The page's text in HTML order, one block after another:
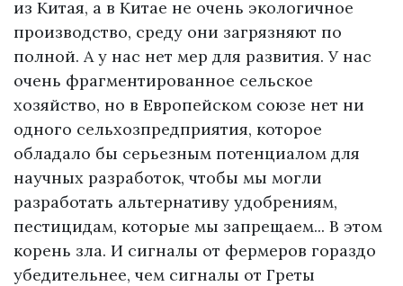
из Китая, а в Китае не очень экологичное
производство, среду они загрязняют по
полной. А у нас нет мер для развития. У нас
очень фрагментированное сельское
хозяйство, но в Европейском союзе нет ни
одного сельхозпредприятия, которое
обладало бы серьезным потенциалом для
научных разработок, чтобы мы могли
разработать альтернативу удобрениям,
пестицидам, которые мы запрещаем... В этом
корень зла. И сигналы от фермеров гораздо
убедительнее, чем сигналы от Греты